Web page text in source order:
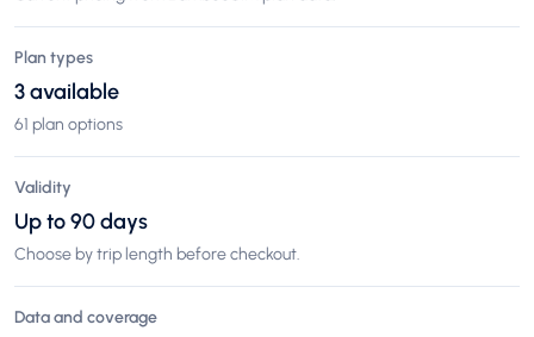
Plan types
3 available
61 plan options
Validity
Up to 90 days
Choose by trip length before checkout.
Data and coverage